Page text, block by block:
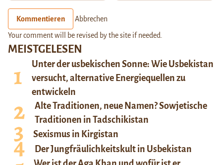
MEISTGELESEN
Unter der usbekischen Sonne: Wie Usbekistan
versucht, alternative Energiequellen zu
entwickeln
Alte Traditionen, neue Namen? Sowjetische
Traditionen in Tadschikistan
Sexismus in Kirgistan
Der Jungfräulichkeitskult in Usbekistan
Kommentieren Abbrechen
Your comment will be revised by the site if needed.